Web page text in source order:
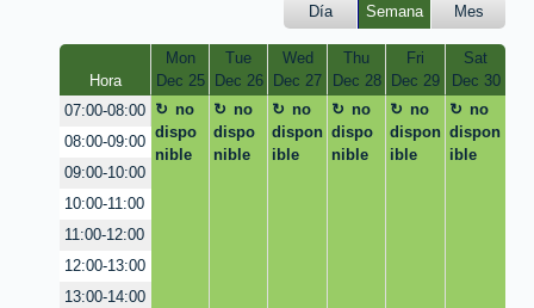
Día Semana Mes
Hora
Mon
Dec 25
Tue
Dec 26
Wed
Dec 27
Thu
Dec 28
Fri
Dec 29
Sat
Dec 30
07:00-08:00
no
dispo
nible
no
dispo
nible
no
dispon
ible
no
dispo
nible
no
dispon
ible
no
dispon
ible
08:00-09:00
09:00-10:00
10:00-11:00
11:00-12:00
12:00-13:00
13:00-14:00